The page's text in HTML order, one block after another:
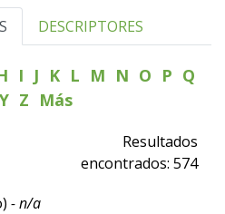
DESCRIPTORES
I J K L M N O P Q
Y Z Más
Resultados
encontrados: 574
- n/a